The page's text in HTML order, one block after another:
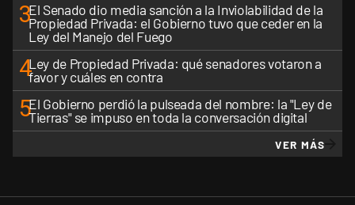
3El Senado dio media sanción a la Inviolabilidad de la
Propiedad Privada: el Gobierno tuvo que ceder en la
Ley del Manejo del Fuego
4Ley de Propiedad Privada: qué senadores votaron a
favor y cuáles en contra
5El Gobierno perdió la pulseada del nombre: la "Ley de
Tierras" se impuso en toda la conversación digital
VER MÁS